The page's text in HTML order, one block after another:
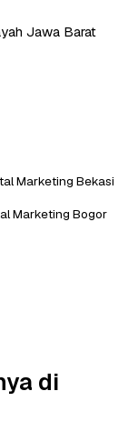
Jawa Barat
Marketing Bekasi
Marketing Bogor
di